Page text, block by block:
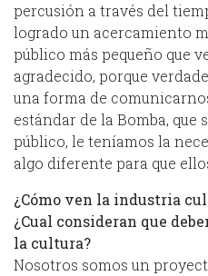
percusión a través del
logrado un acercamiento
público más pequeño que
agradecido, porque
una forma de
estándar de la Bomba, que
público, le teníamos la
algo diferente para que
¿Cómo ven la industria
¿Cual consideran que
la cultura?
Nosotros somos un